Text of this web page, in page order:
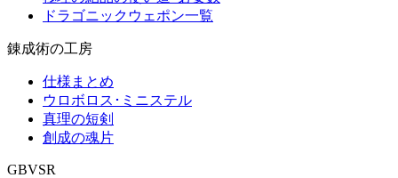
ドラゴニックウェポン一覧
錬成術の工房
仕様まとめ
ウロボロス･ミニステル
真理の短剣
創成の魂片
GBVSR